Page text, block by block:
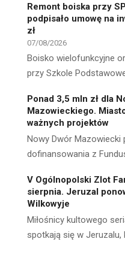
Remont boiska przy
podpisało umowę na
zł
07/08/2026
Boisko wielofunkcyjne
przy Szkole
Ponad 3,5 mln zł dla
Mazowieckiego.
ważnych projektów
Nowy Dwór Mazowiecki
dofinansowania z
V Ogólnopolski Zlot
sierpnia. Jeruzal
Wilkowyje
Miłośnicy kultowego
spotkają się w Jeruzalu,